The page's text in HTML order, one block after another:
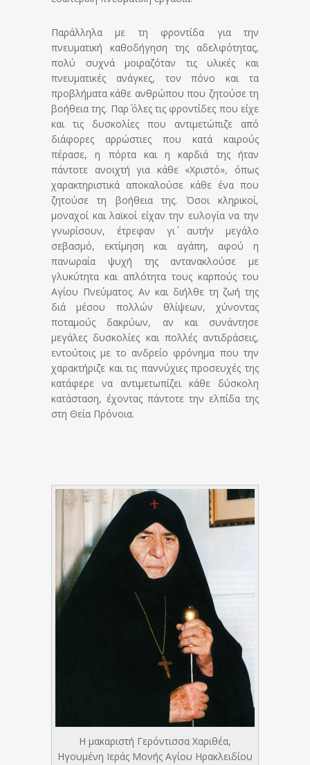
Παράλληλα με τη φροντίδα για την
πνευματική καθοδήγηση της αδελφότητας,
πολύ συχνά μοιραζόταν τις υλικές και
πνευματικές ανάγκες, τον πόνο και τα
προβλήματα κάθε ανθρώπου που ζητούσε τη
βοήθεια της. Παρ΄ όλες τις φροντίδες που είχε
και τις δυσκολίες που αντιμετώπιζε από
διάφορες αρρώστιες που κατά καιρούς
πέρασε, η πόρτα και η καρδιά της ήταν
πάντοτε ανοιχτή για κάθε «Χριστό», όπως
χαρακτηριστικά αποκαλούσε κάθε ένα που
ζητούσε τη βοήθεια της. Όσοι κληρικοί,
μοναχοί και λαϊκοί είχαν την ευλογία να την
γνωρίσουν, έτρεφαν γι΄ αυτήν μεγάλο
σεβασμό, εκτίμηση και αγάπη, αφού η
πανωραία ψυχή της αντανακλούσε με
γλυκύτητα και απλότητα τους καρπούς του
Αγίου Πνεύματος. Αν και διήλθε τη ζωή της
διά μέσου πολλών θλίψεων, χύνοντας
ποταμούς δακρύων, αν και συνάντησε
μεγάλες δυσκολίες και πολλές αντιδράσεις,
εντούτοις με το ανδρείο φρόνημα που την
χαρακτήριζε και τις παννύχιες προσευχές της
κατάφερε να αντιμετωπίζει κάθε δύσκολη
κατάσταση, έχοντας πάντοτε την ελπίδα της
στη Θεία Πρόνοια.
Η μακαριστή Γερόντισσα Χαριθέα,
Ηγουμένη Ιεράς Μονής Αγίου Ηρακλειδίου